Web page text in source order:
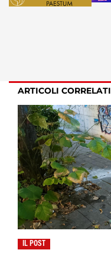
ARTICOLI CORRELATI
IL POST